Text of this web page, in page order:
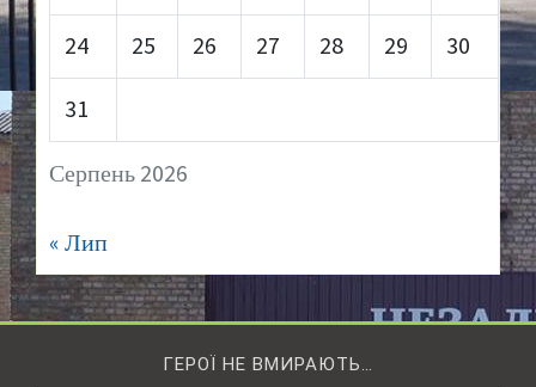
Серпень 2026
24 25 26 27 28 29 30
31
« Лип
ГЕРОЇ НЕ ВМИРАЮТЬ…